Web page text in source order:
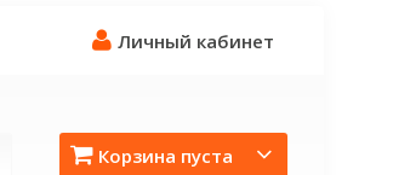
Личный кабинет
Корзина пуста